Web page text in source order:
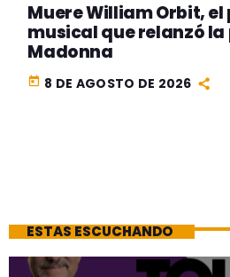
Muere William Orbit,
musical que relanzó
Madonna
today 8 DE AGOSTO DE 2026
ESTAS ESCUCHANDO